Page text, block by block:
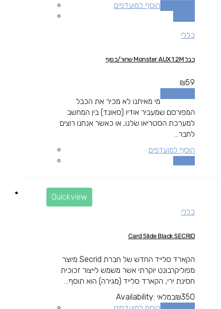
הוסף למועדפים
כללי
כבל Monster AUX 1.2M שחור/כסוף
₪59
מי מאיתנו לא מכיר את הכבל
המפורסם שמעביר אודיו (סאונד) בין המחשב
למערכת הסטריאו שלנו, או כאשר אנחנו רוצים
לחבר...
הוסף למועדפים
Quickview
כללי
Card Slide Black SECRID
הקארד סלייד החדש של חברת Secrid מיוצר
מפוליקרבונט יוקרתי אשר משמש לייצור זכוכית
חסינת ירי, הקארד סלייד (מגירה) הוא תוסף...
₪350
Availability: במלאי